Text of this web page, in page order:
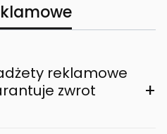
reklamowe
zwrot
+